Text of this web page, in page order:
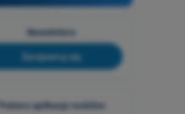
Newslettera
Zarejestruj się
Pobierz aplikacje mobilne